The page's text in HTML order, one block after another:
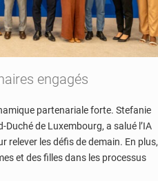
engagés
partenariale forte. Stefanie
de Luxembourg, a salué l’IA
relever les défis de demain. En plus,
et des filles dans les processus